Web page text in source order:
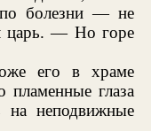
по болезни — не
царь. — Но горе
его в храме
пламенные глаза
на неподвижные